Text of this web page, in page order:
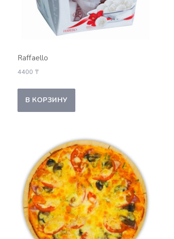
Raffaello
4400 ₸
В КОРЗИНУ